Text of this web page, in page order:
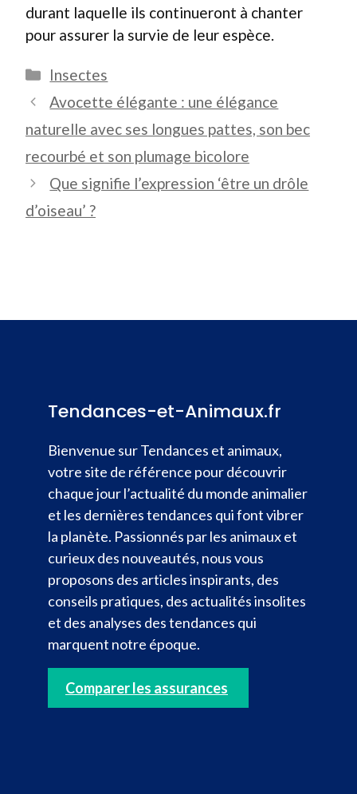
durant laquelle ils continueront à chanter
pour assurer la survie de leur espèce.
Catégories
Insectes
Avocette élégante : une élégance
naturelle avec ses longues pattes, son bec
recourbé et son plumage bicolore
Que signifie l’expression ‘être un drôle
d’oiseau’ ?
Tendances-et-Animaux.fr
Bienvenue sur Tendances et animaux,
votre site de référence pour découvrir
chaque jour l’actualité du monde animalier
et les dernières tendances qui font vibrer
la planète. Passionnés par les animaux et
curieux des nouveautés, nous vous
proposons des articles inspirants, des
conseils pratiques, des actualités insolites
et des analyses des tendances qui
marquent notre époque.
Comparer les assurances